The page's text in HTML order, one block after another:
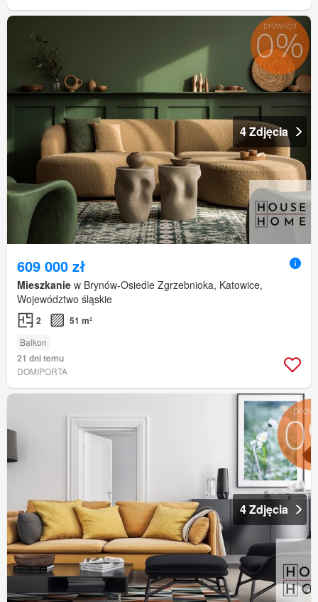
4 Zdjęcia
609 000 zł
Mieszkanie w Brynów-Osiedle Zgrzebnioka, Katowice,
Województwo śląskie
2 51 m²
Balkon
21 dni temu
DOMIPORTA
4 Zdjęcia